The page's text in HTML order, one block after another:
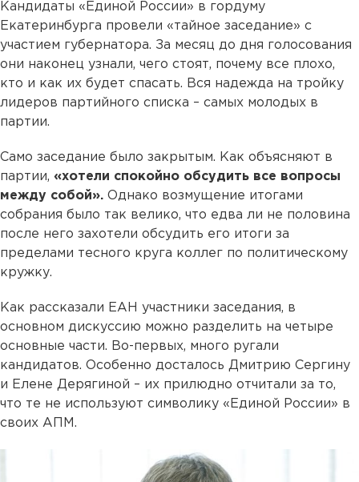
Кандидаты «Единой России» в гордуму
Екатеринбурга провели «тайное заседание» с
участием губернатора. За месяц до дня голосования
они наконец узнали, чего стоят, почему все плохо,
кто и как их будет спасать. Вся надежда на тройку
лидеров партийного списка – самых молодых в
партии.
Само заседание было закрытым. Как объясняют в
партии, «хотели спокойно обсудить все вопросы
между собой». Однако возмущение итогами
собрания было так велико, что едва ли не половина
после него захотели обсудить его итоги за
пределами тесного круга коллег по политическому
кружку.
Как рассказали ЕАН участники заседания, в
основном дискуссию можно разделить на четыре
основные части. Во-первых, много ругали
кандидатов. Особенно досталось Дмитрию Сергину
и Елене Дерягиной – их прилюдно отчитали за то,
что те не используют символику «Единой России» в
своих АПМ.